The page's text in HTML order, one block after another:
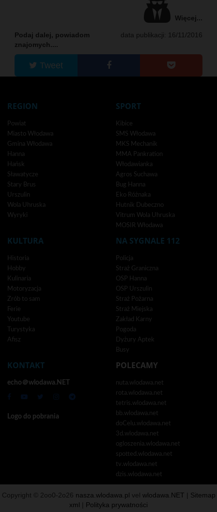
Więcej...
data publikacji: 16/11/2016
Podaj dalej, powiadom
znajomych....
Tweet
REGION
Powiat
Miasto Włodawa
Gmina Włodawa
Hanna
Hańsk
Sławatycze
Stary Brus
Urszulin
Wola Uhruska
Wyryki
SPORT
Kibice
SMS Włodawa
MKS Mechanik
MMA Pankration
Włodawianka
Agros Suchawa
Bug Hanna
Eko Różnaka
Hutnik Dubeczno
Vitrum Wola Uhruska
MOSIR Włodawa
KULTURA
Historia
Hobby
Kulinaria
Motoryzacja
Zrób to sam
Ferie
Youtube
Turystyka
Afisz
NA SYGNALE 112
Policja
Straż Graniczna
OSP Hanna
OSP Urszulin
Straż Pożarna
Straż Miejska
Zakład Karny
Pogoda
Dyżury Aptek
Busy
KONTAKT
echo＠wlodawa.NET
Logo do pobrania
POLECAMY
nuta.wlodawa.net
rota.wlodawa.net
tetris.wlodawa.net
bb.wlodawa.net
doCelu.wlodawa.net
3d.wlodawa.net
ogloszenia.wlodawa.net
spotted.wlodawa.net
tv.wlodawa.net
dzis.wlodawa.net
Copyright © 2oo0-2o26 nasza.wlodawa.pl vel wlodawa.NET
Sitemap
xml
Polityka prywatności